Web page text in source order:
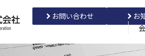
お問い合わせ
お